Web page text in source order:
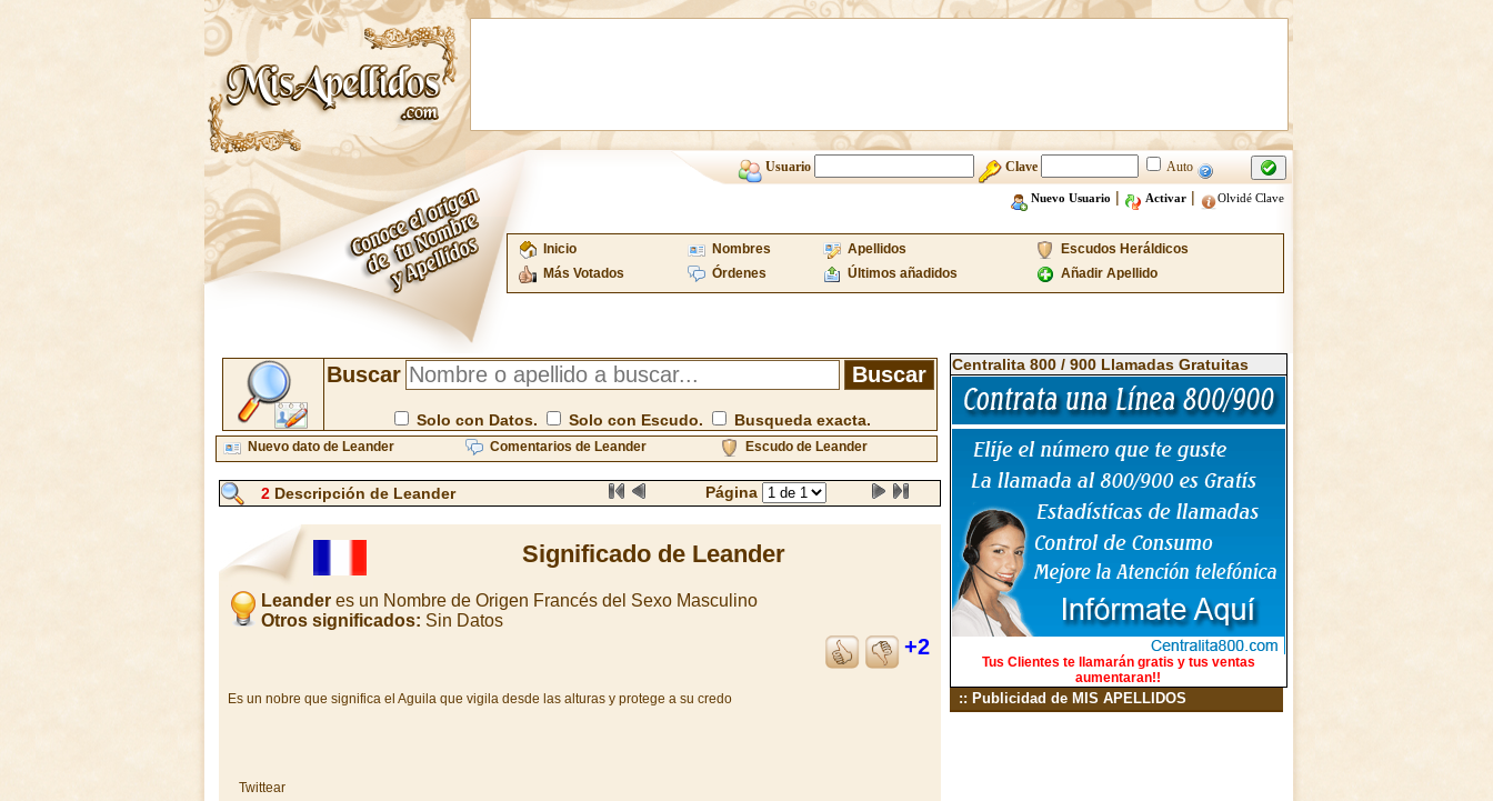
Usuario Clave Auto
Nuevo Usuario | Activar| Olvidé Clave
Inicio Nombres Apellidos
Escudos Heráldicos
Más Votados
Órdenes Últimos añadidos Añadir Apellido
Buscar
Solo con Datos. Solo con Escudo. Busqueda exacta.
Nuevo dato de Leander Comentarios de Leander Escudo de Leander
2Descripción de Leander Página
Significado de Leander
Leander es un Nombre de Origen Francés del Sexo Masculino
Otros significados: Sin Datos
+2
Es un nobre que significa el Aguila que vigila desde las alturas y protege a su credo
Twittear
Centralita 800 / 900 Llamadas Gratuitas
Tus Clientes te llamarán gratis y tus ventas
aumentaran!!
:: Publicidad de MIS APELLIDOS